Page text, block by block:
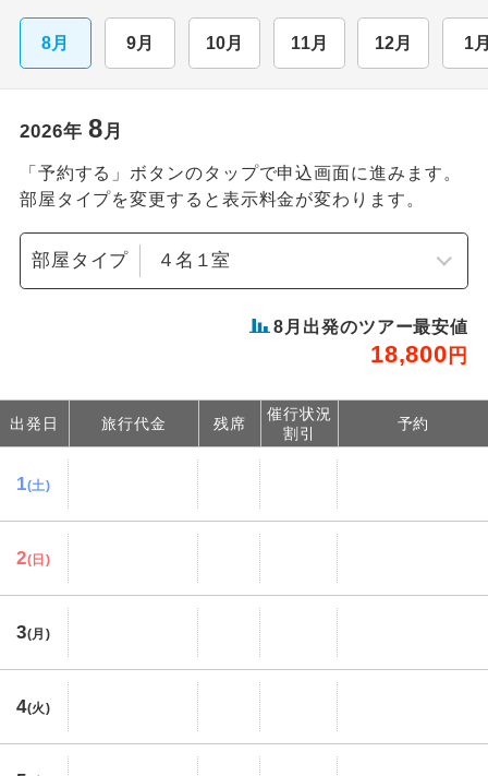
8月 9月 10月 11月 12月 1
2026年 8月
「予約する」ボタンのタップで申込画面に進みます。
部屋タイプを変更すると表示料金が変わります。
部屋タイプ
8 月出発のツアー最安値
18,800 円
出発日 旅行代金 残席
催行状況
割引
予約
1(土)
2(日)
3(月)
4(火)